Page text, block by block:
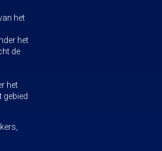
het
het
de
het
gebied